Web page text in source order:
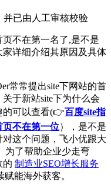
已由人工审核校验
页不在第一名了,是不是
详细介绍其原因及具体
常常提出site下网站的首
于新站site下为什么会
的可以查看(👉百度site指
页不在第一位），是不是
这个问题，飞小优跟大
为了帮助企业少走弯
的 制造业SEO增长服务
赋能海外获客。